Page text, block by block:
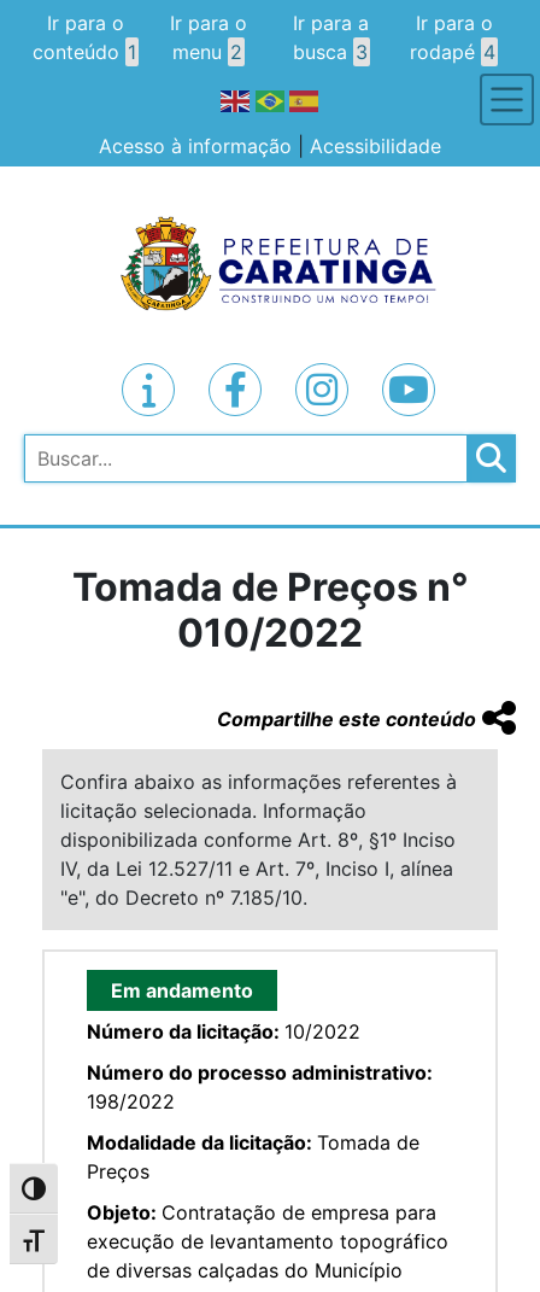
Alternar alto contraste
Alternar tamanho da fonte
Ir para o
conteúdo 1
Ir para o
menu 2
Ir para a
busca 3
Ir para o
rodapé 4
Acesso à informação Acessibilidade
Pesquisar
Tomada de Preços n°
010/2022
Compartilhe este conteúdo
Confira abaixo as informações referentes à
licitação selecionada. Informação
disponibilizada conforme Art. 8º, §1º Inciso
IV, da Lei 12.527/11 e Art. 7º, Inciso I, alínea
"e", do Decreto nº 7.185/10.
Em andamento
Número da licitação: 10/2022
Número do processo administrativo:
198/2022
Modalidade da licitação: Tomada de
Preços
Objeto: Contratação de empresa para
execução de levantamento topográfico
de diversas calçadas do Município